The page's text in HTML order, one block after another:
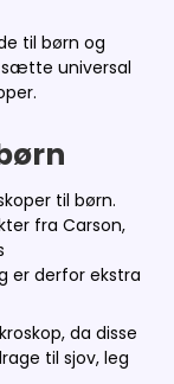
til børn og
universal
til børn.
fra Carson,
er derfor ekstra
da disse
til sjov, leg